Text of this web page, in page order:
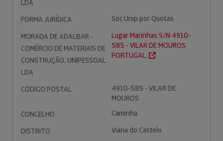
LDA
FORMA JURÍDICA
Soc.Unip.por Quotas
MORADA DE ADALBAR -
COMÉRCIO DE MATERIAIS DE
CONSTRUÇÃO, UNIPESSOAL
LDA
Lugar Marinhas S/N 4910-
585 - VILAR DE MOUROS.
PORTUGAL.
CÓDIGO POSTAL
4910-585 - VILAR DE
MOUROS
CONCELHO
Caminha
DISTRITO
Viana do Castelo